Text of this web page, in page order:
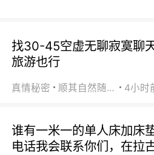
找30-45空虚无聊寂寞聊
旅游也行
真情秘密 顺其自然随缘 4小时
谁有一米一的单人床加床
电话我会联系你们，在拉